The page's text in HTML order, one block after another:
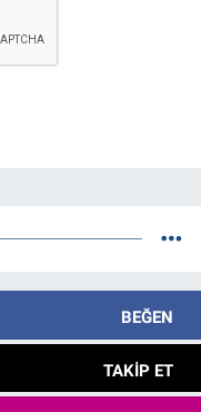
BEĞEN
TAKIP ET